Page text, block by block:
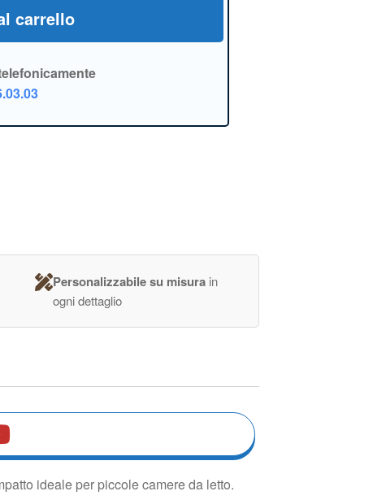
carrello
Personalizzabile su misurain
ogni dettaglio
ideale per piccole camere da letto.